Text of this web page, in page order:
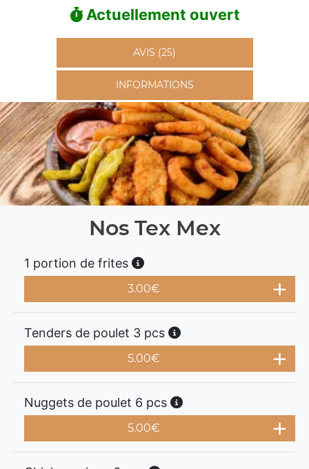
Actuellement ouvert
AVIS (25)
INFORMATIONS
Nos Tex Mex
1 portion de frites
3.00€
Tenders de poulet 3 pcs
5.00€
Nuggets de poulet 6 pcs
5.00€